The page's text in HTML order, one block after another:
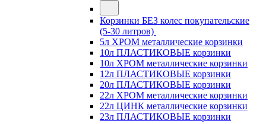
Корзинки БЕЗ колес покупательские
(5-30 литров)
5л ХРОМ металлические корзинки
10л ПЛАСТИКОВЫЕ корзинки
10л ХРОМ металлические корзинки
12л ПЛАСТИКОВЫЕ корзинки
20л ПЛАСТИКОВЫЕ корзинки
22л ХРОМ металлические корзинки
22л ЦИНК металлические корзинки
23л ПЛАСТИКОВЫЕ корзинки